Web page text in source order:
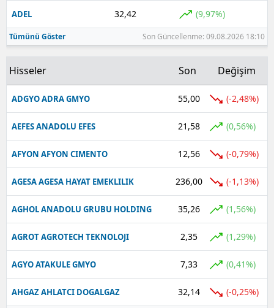
ADEL 32,42 (9,97%)
Tümünü Göster Son Güncellenme: 09.08.2026 18:10
Hisseler Son Değişim
ADGYO ADRA GMYO 55,00 (-2,48%)
AEFES ANADOLU EFES 21,58 (0,56%)
AFYON AFYON CIMENTO 12,56 (-0,79%)
AGESA AGESA HAYAT EMEKLILIK 236,00 (-1,13%)
AGHOL ANADOLU GRUBU HOLDING 35,26 (1,56%)
AGROT AGROTECH TEKNOLOJI 2,35 (1,29%)
AGYO ATAKULE GMYO 7,33 (0,41%)
AHGAZ AHLATCI DOGALGAZ 32,14 (-0,25%)